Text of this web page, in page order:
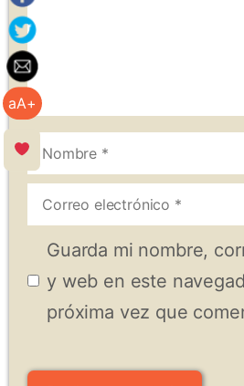
aA+
Nombre
Correo
electrónico
Guarda mi nombre,
y web en este
próxima vez que